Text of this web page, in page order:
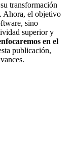
transformación
. Ahora, el objetivo
sino
superior y
en el
publicación,